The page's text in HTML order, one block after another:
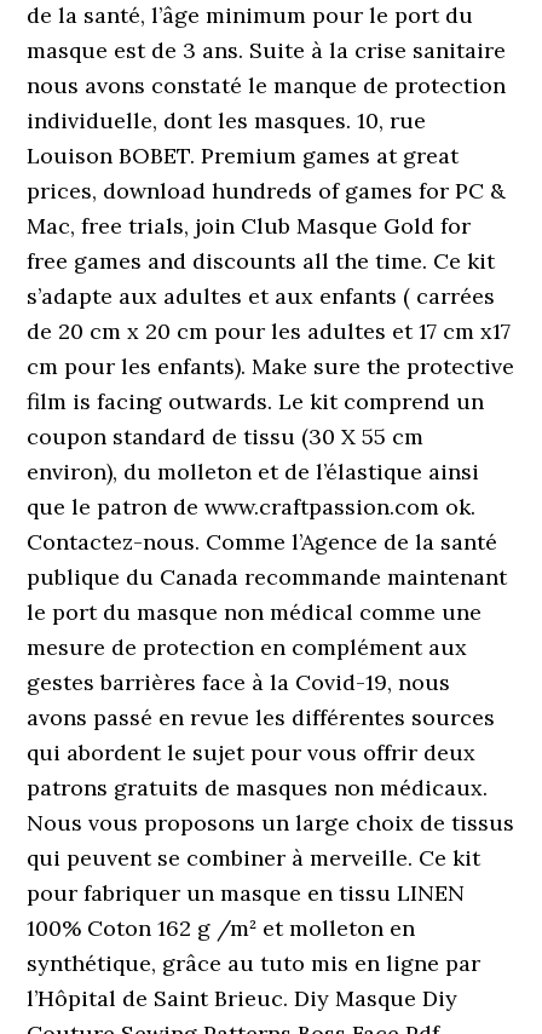
de la santé, l’âge minimum pour le port du
masque est de 3 ans. Suite à la crise sanitaire
nous avons constaté le manque de protection
individuelle, dont les masques. 10, rue
Louison BOBET. Premium games at great
prices, download hundreds of games for PC &
Mac, free trials, join Club Masque Gold for
free games and discounts all the time. Ce kit
s’adapte aux adultes et aux enfants ( carrées
de 20 cm x 20 cm pour les adultes et 17 cm x17
cm pour les enfants). Make sure the protective
film is facing outwards. Le kit comprend un
coupon standard de tissu (30 X 55 cm
environ), du molleton et de l’élastique ainsi
que le patron de www.craftpassion.com ok.
Contactez-nous. Comme l’Agence de la santé
publique du Canada recommande maintenant
le port du masque non médical comme une
mesure de protection en complément aux
gestes barrières face à la Covid-19, nous
avons passé en revue les différentes sources
qui abordent le sujet pour vous offrir deux
patrons gratuits de masques non médicaux.
Nous vous proposons un large choix de tissus
qui peuvent se combiner à merveille. Ce kit
pour fabriquer un masque en tissu LINEN
100% Coton 162 g /m² et molleton en
synthétique, grâce au tuto mis en ligne par
l’Hôpital de Saint Brieuc. Diy Masque Diy